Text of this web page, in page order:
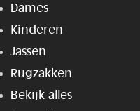
Dames
Kinderen
Jassen
Rugzakken
Bekijk alles